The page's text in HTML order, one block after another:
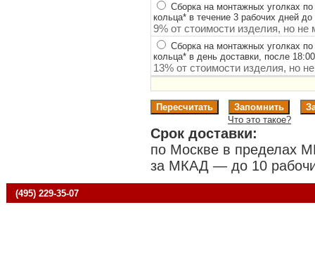
Сборка на монтажных уголках
кольца*в течение 3 рабочих дней до
9% от стоимости изделия, но не
Сборка на монтажных уголках
кольца*в день доставки, после
13% от стоимости изделия, но
Что это такое?
Срок доставки:
по Москве в пределах
за МКАД — до 10
(495) 229-35-07